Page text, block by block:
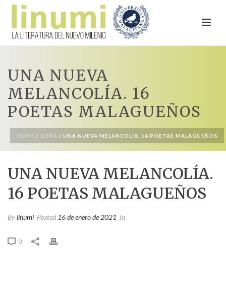
UNA NUEVA
MELANCOLÍA. 16
POETAS MALAGUEÑOS
HOME / OBRA / UNA NUEVA MELANCOLÍA. 16 POETAS MALAGUEÑOS
UNA NUEVA MELANCOLÍA.
16 POETAS MALAGUEÑOS
Bylinumi Posted 16 de enero de 2021 In
0